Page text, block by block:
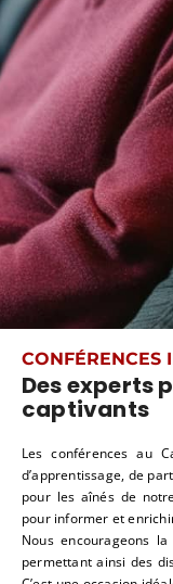
CONFÉRENCES
Des experts
captivants
Les conférences au
d’apprentissage, de
pour les aînés de
pour informer et
Nous encourageons
permettant ainsi des